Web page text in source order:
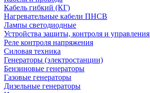
Кабель гибкий (КГ)
Нагревательные кабели ПНСВ
Лампы светодиодные
Устройства защиты, контроля и управления
Реле контроля напряжения
Силовая техника
Генераторы (электростанции)
Бензиновые генераторы
Газовые генераторы
Дизельные генераторы